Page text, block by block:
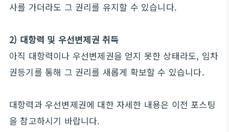
사를 가더라도 그 권리를 유지할 수 있습니다.
2) 대항력 및 우선변제권 취득
아직 대항력이나 우선변제권을 얻지 못한 상태라도, 임차
권등기를 통해 그 권리를 새롭게 확보할 수 있습니다.
대항력과 우선변제권에 대한 자세한 내용은 이전 포스팅
을 참고하시기 바랍니다.